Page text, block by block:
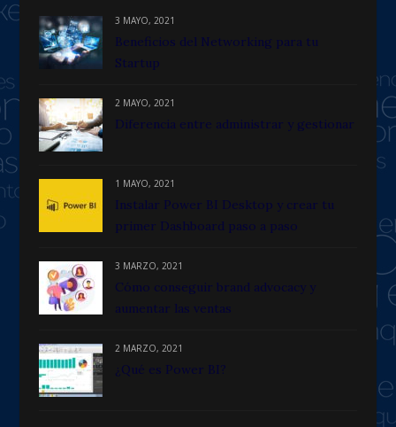
3 MAYO, 2021
Beneficios del Networking para tu
Startup
2 MAYO, 2021
Diferencia entre administrar y gestionar
1 MAYO, 2021
Instalar Power BI Desktop y crear tu
primer Dashboard paso a paso
3 MARZO, 2021
Cómo conseguir brand advocacy y
aumentar las ventas
2 MARZO, 2021
¿Qué es Power BI?